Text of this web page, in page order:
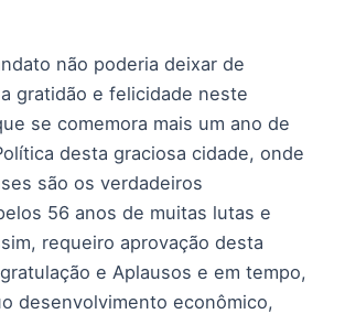
não poderia deixar de
gratidão e felicidade neste
se comemora mais um ano de
desta graciosa cidade, onde
são os verdadeiros
56 anos de muitas lutas e
requeiro aprovação desta
e Aplausos e em tempo,
desenvolvimento econômico,